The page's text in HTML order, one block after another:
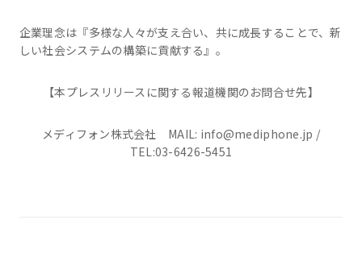
企業理念は『多様な人々が支え合い、共に成長することで、新
しい社会システムの構築に貢献する』。
【本プレスリリースに関する報道機関のお問合せ先】
メディフォン株式会社 MAIL: info@mediphone.jp /
TEL:03-6426-5451